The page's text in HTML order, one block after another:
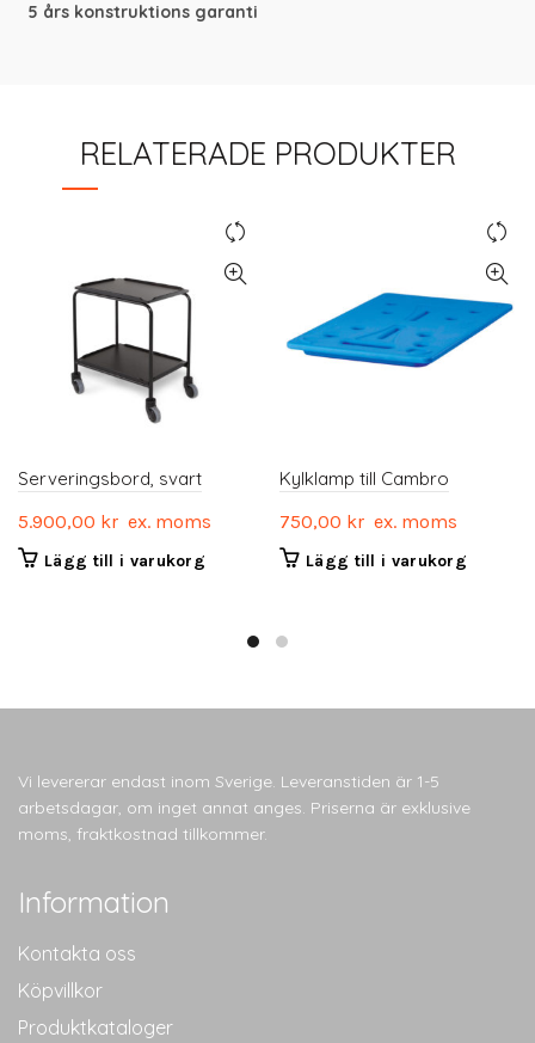
5 års konstruktions garanti
RELATERADE PRODUKTER
Serveringsbord, svart
5.900,00 kr ex. moms
Lägg till i varukorg
Kylklamp till Cambro
750,00 kr ex. moms
Lägg till i varukorg
Vi levererar endast inom Sverige. Leveranstiden är 1-5
arbetsdagar, om inget annat anges. Priserna är exklusive
moms, fraktkostnad tillkommer.
Information
Kontakta oss
Köpvillkor
Produktkataloger